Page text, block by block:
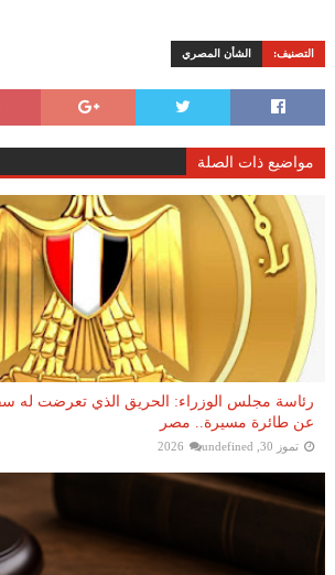
التصنيف: الشأن المصري
مواضيع ذات الصلة
رئاسة مجلس الوزراء: الحريق الذي تعرضت له
عن طائرة مسيرة.. مصر
تموز 30, 2026 undefined